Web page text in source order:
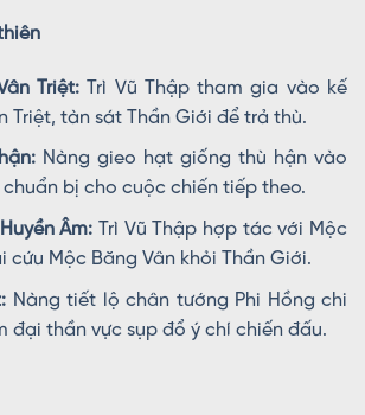
Triệt:Trì Vũ Thập tham gia vào kế
Triệt, tàn sát Thần Giới để trả thù.
Nàng gieo hạt giống thù hận vào
chuẩn bị cho cuộc chiến tiếp theo.
Âm: Trì Vũ Thập hợp tác với Mộc
cứu Mộc Băng Vân khỏi Thần Giới.
Nàng tiết lộ chân tướng Phi Hồng chi
đại thần vực sụp đổ ý chí chiến đấu.